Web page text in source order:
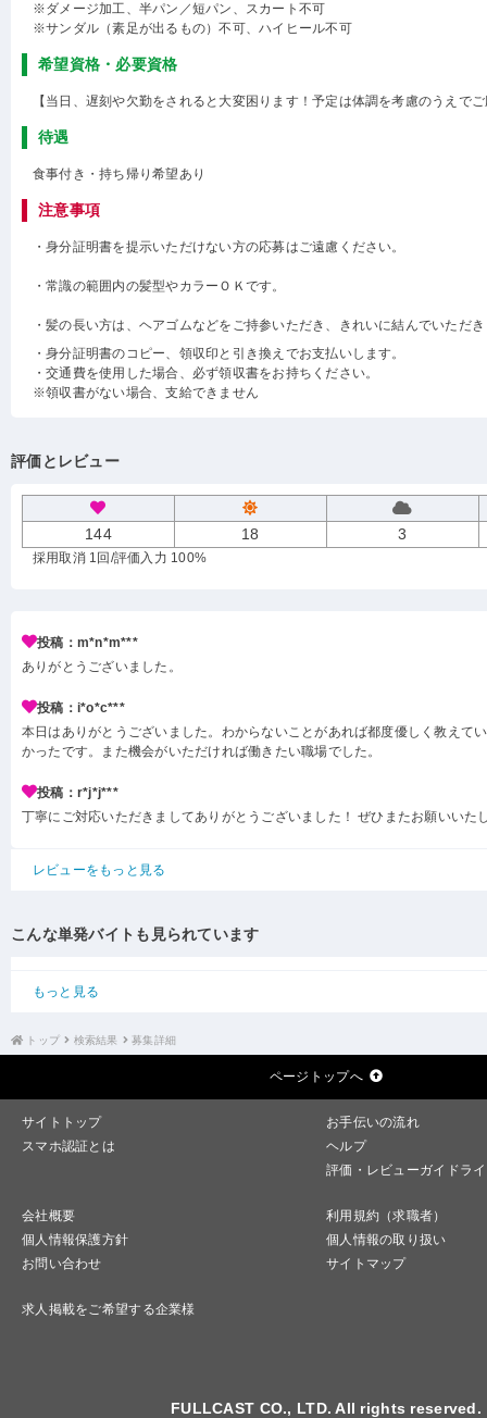
※ダメージ加工、半パン／短パン、スカート不可
※サンダル（素足が出るもの）不可、ハイヒール不可
希望資格・必要資格
【当日、遅刻や欠勤をされると大変困ります！予定は体調を考慮のうえで
待遇
食事付き・持ち帰り希望あり
注意事項
・身分証明書を提示いただけない方の応募はご遠慮ください。
・常識の範囲内の髪型やカラーＯＫです。
・髪の長い方は、ヘアゴムなどをご持参いただき、きれいに結んでいただ
・身分証明書のコピー、領収印と引き換えでお支払いします。
・交通費を使用した場合、必ず領収書をお持ちください。
※領収書がない場合、支給できません
評価とレビュー
144 18 3
採用取消 1回 /評価入力 100%
投稿：m*n*m***
ありがとうございました。
投稿：i*o*c***
本日はありがとうございました。わからないことがあれば都度優しく教えて
かったです。また機会がいただければ働きたい職場でした。
投稿：r*j*j***
丁寧にご対応いただきましてありがとうございました！ ぜひまたお願いいた
レビューをもっと見る
こんな単発バイトも見られています
もっと見る
トップ 検索結果 募集詳細
ページトップへ
サイトトップ
お手伝いの流れ
スマホ認証とは
ヘルプ
評価・レビューガイドラ
会社概要
利用規約（求職者）
個人情報保護方針
個人情報の取り扱い
お問い合わせ
サイトマップ
求人掲載をご希望する企業様
FULLCAST CO., LTD. All rights reserved.